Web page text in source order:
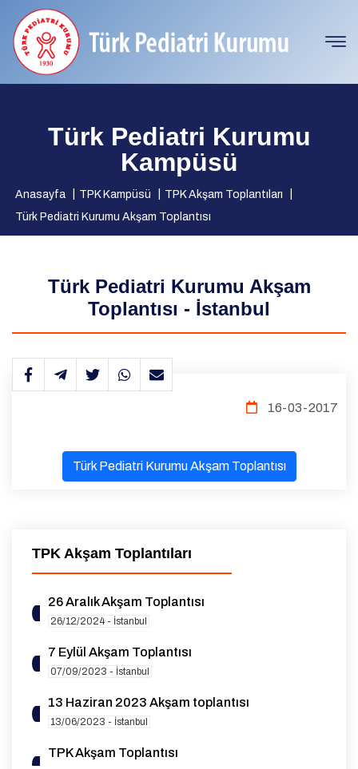
Türk Pediatri Kurumu
Kampüsü
Anasayfa TPK Kampüsü
TPK Akşam Toplantıları
Türk Pediatri Kurumu Akşam Toplantısı
Türk Pediatri Kurumu Akşam
Toplantısı - İstanbul
TPK Akşam Toplantıları
26 Aralık Akşam Toplantısı
26/12/2024 - İstanbul
7 Eylül Akşam Toplantısı
07/09/2023 - İstanbul
13 Haziran 2023 Akşam toplantısı
13/06/2023 - İstanbul
TPK Akşam Toplantısı
16-03-2017
Türk Pediatri Kurumu Akşam Toplantısı